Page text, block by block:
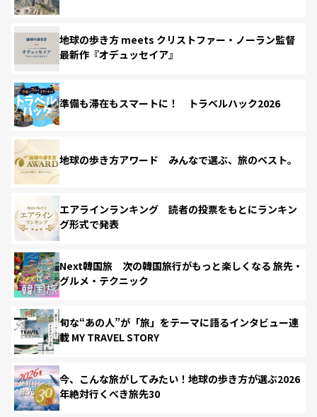
地球の歩き方 meets クリストファー・ノーラン監督
最新作『オデュッセイア』
準備も滞在もスマートに！ トラベルハック2026
地球の歩き方アワード みんなで選ぶ、旅のベスト。
エアラインランキング 読者の投票をもとにランキン
グ形式で発表
Next韓国旅 次の韓国旅行がもっと楽しくなる 旅先・
グルメ・テクニック
旬な“あの人”が「旅」をテーマに語るインタビュー連
載 MY TRAVEL STORY
今、こんな旅がしてみたい！地球の歩き方が選ぶ2026
年絶対行くべき旅先30